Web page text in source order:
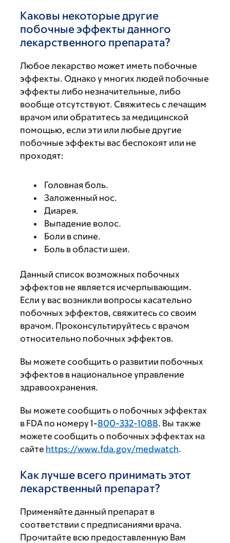
Каковы некоторые другие
побочные эффекты данного
лекарственного препарата?
Любое лекарство может иметь побочные
эффекты. Однако у многих людей побочные
эффекты либо незначительные, либо
вообще отсутствуют. Свяжитесь с лечащим
врачом или обратитесь за медицинской
помощью, если эти или любые другие
побочные эффекты вас беспокоят или не
проходят:
Головная боль.
Заложенный нос.
Диарея.
Выпадение волос.
Боли в спине.
Боль в области шеи.
Данный список возможных побочных
эффектов не является исчерпывающим.
Если у вас возникли вопросы касательно
побочных эффектов, свяжитесь со своим
врачом. Проконсультируйтесь с врачом
относительно побочных эффектов.
Вы можете сообщить о развитии побочных
эффектов в национальное управление
здравоохранения.
Вы можете сообщить о побочных эффектах
в FDA по номеру 1-800-332-1088. Вы также
можете сообщить о побочных эффектах на
сайте https://www.fda.gov/medwatch.
Как лучше всего принимать этот
лекарственный препарат?
Применяйте данный препарат в
соответствии с предписаниями врача.
Прочитайте всю предоставленную Вам